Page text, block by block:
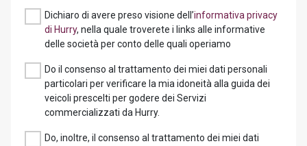
Dichiaro di avere preso visione dell’informativa privacy
di Hurry, nella quale troverete i links alle informative
delle società per conto delle quali operiamo
Do il consenso al trattamento dei miei dati personali
particolari per verificare la mia idoneità alla guida dei
veicoli prescelti per godere dei Servizi
commercializzati da Hurry.
Do, inoltre, il consenso al trattamento dei miei dati